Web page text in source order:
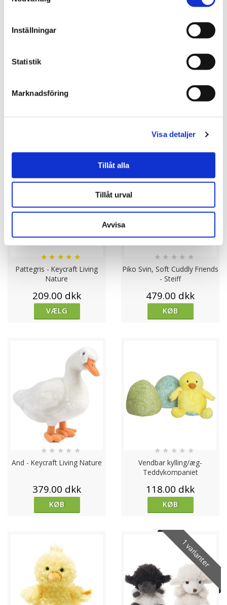
Inställningar
Statistik
Marknadsföring
Visa detaljer
Tillåt alla
Tillåt urval
Avvisa
★
519.00 dkk
KØB
★
189.00 dkk
KØB
1 varianter
Pattegris - Keycraft Living
Nature
★ ★ ★ ★ ★
209.00 dkk
VÆLG
Piko Svin, Soft Cuddly Friends
- Steiff
★ ★ ★ ★ ★
479.00 dkk
KØB
And - Keycraft Living Nature
★ ★ ★ ★ ★
379.00 dkk
KØB
Vendbar kylling/æg-
Teddykompaniet
★ ★ ★ ★ ★
118.00 dkk
KØB
1 varianter